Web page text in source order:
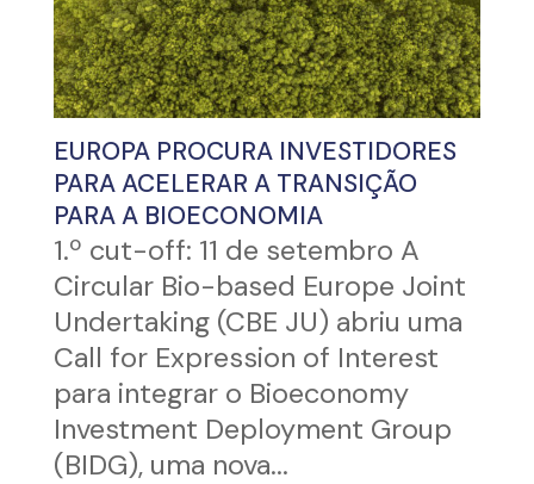
EUROPA PROCURA INVESTIDORES
PARA ACELERAR A TRANSIÇÃO
PARA A BIOECONOMIA
1.º cut-off: 11 de setembro A
Circular Bio-based Europe Joint
Undertaking (CBE JU) abriu uma
Call for Expression of Interest
para integrar o Bioeconomy
Investment Deployment Group
(BIDG), uma nova...